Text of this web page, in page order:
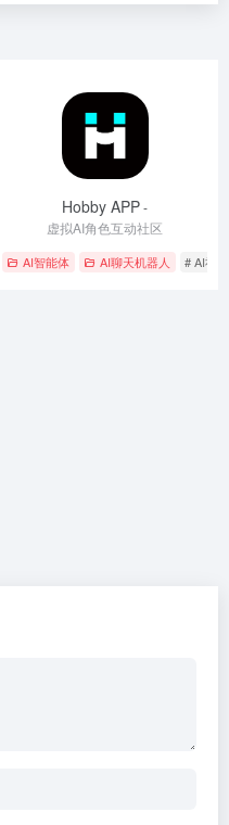
# 团队协作 # 多模态交互
Hobby APP-
虚拟AI角色互动社区
AI智能体 AI聊天机器人 # AI社